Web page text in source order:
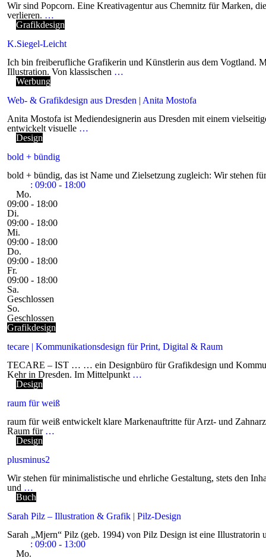
Wir sind Popcorn. Eine Kreativagentur aus Chemnitz für Marken,
verlieren. …
Grafikdesign
K.Siegel-Leicht
Ich bin freiberufliche Grafikerin und Künstlerin aus dem Vogtland.
Illustration. Von klassischen …
Werbung
Web- & Grafikdesign aus Dresden | Anita Mostofa
Anita Mostofa ist Mediendesignerin aus Dresden mit einem
entwickelt visuelle …
Design
bold + bündig
bold + bündig, das ist Name und Zielsetzung zugleich: Wir stehen
: 09:00 - 18:00
Mo.
09:00 - 18:00
Di.
09:00 - 18:00
Mi.
09:00 - 18:00
Do.
09:00 - 18:00
Fr.
09:00 - 18:00
Sa.
Geschlossen
So.
Geschlossen
Grafikdesign
tecare | Kommunikationsdesign für Print, Digital & Raum
TECARE – IST … … ein Designbüro für Grafikdesign und
Kehr in Dresden. Im Mittelpunkt …
Design
raum für weiß
raum für weiß entwickelt klare Markenauftritte für Arzt- und
Raum für …
Design
plusminus2
Wir stehen für minimalistische und ehrliche Gestaltung, stets den
und …
Buch
Sarah Pilz – Illustration & Grafik | Pilz-Design
Sarah „Mjern“ Pilz (geb. 1994) von Pilz Design ist eine
: 09:00 - 13:00
Mo.